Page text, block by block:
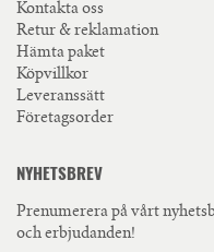
Kontakta oss
Retur & reklamation
Hämta paket
Köpvillkor
Leveranssätt
Företagsorder
NYHETSBREV
Prenumerera på vårt
och erbjudanden!